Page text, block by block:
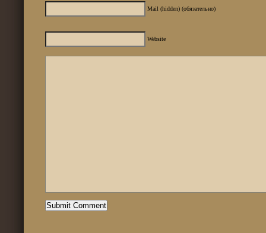
Mail (hidden) (обязательно)
Website